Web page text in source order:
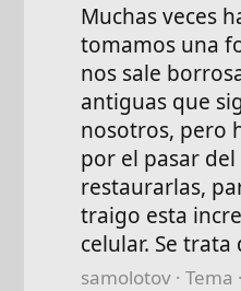
Muchas veces
tomamos una
nos sale
antiguas que
nosotros, pero
por el pasar
restaurarlas,
traigo esta
celular. Se trata
samolotov Tema